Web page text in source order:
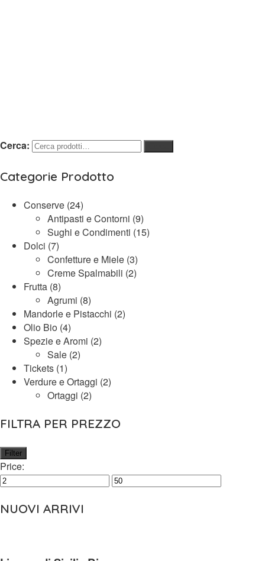
Cerca:
Categorie Prodotto
Conserve (24)
Antipasti e Contorni (9)
Sughi e Condimenti (15)
Dolci (7)
Confetture e Miele (3)
Creme Spalmabili (2)
Frutta (8)
Agrumi (8)
Mandorle e Pistacchi (2)
Olio Bio (4)
Spezie e Aromi (2)
Sale (2)
Tickets (1)
Verdure e Ortaggi (2)
Ortaggi (2)
FILTRA PER PREZZO
Filter
Price:
NUOVI ARRIVI